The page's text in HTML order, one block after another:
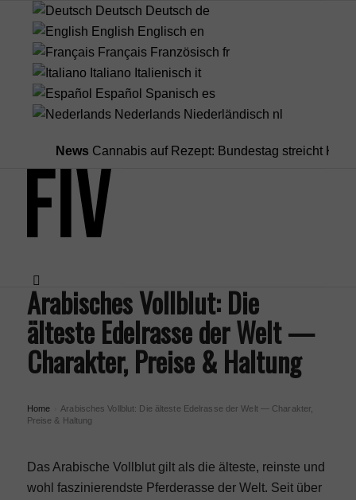
Deutsch Deutsch de
English Englisch en
Français Französisch fr
Italiano Italienisch it
Español Spanisch es
Nederlands Niederländisch nl
News Cannabis auf Rezept: Bundestag streicht
Menü
Arabisches Vollblut: Die
älteste Edelrasse der Welt —
Charakter, Preise & Haltung
Home
Arabisches Vollblut: Die älteste Edelrasse der Welt — Charakter,
Preise & Haltung
Das Arabische Vollblut gilt als die älteste, reinste und
wohl faszinierendste Pferderasse der Welt. Seit über